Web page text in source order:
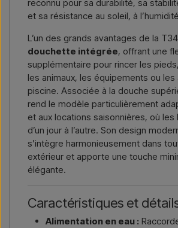
reconnu pour sa durabilité, sa
et sa résistance au soleil, à
L’un des grands avantages de la
douchette intégrée, offrant une
supplémentaire pour rincer les
les animaux, les équipements ou
piscine. Associée à la douche
rend le modèle particulièrement
et aux locations saisonnières, où
d’un jour à l’autre. Son design
s’intègre harmonieusement dans
extérieur et apporte une touche
élégante.
Caractéristiques et
Alimentation en eau :